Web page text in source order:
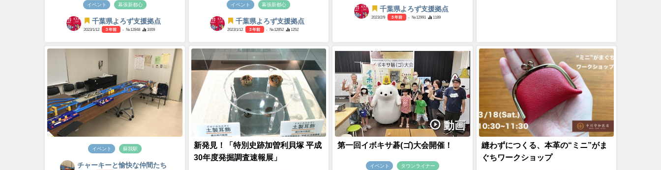
イベント 幕張新都心
千葉県よろず支援拠点
2023/1/12 3 年前 - №12848 1009
イベント 幕張新都心
千葉県よろず支援拠点
2023/1/12 3 年前 - №12852 1252
千葉県よろず支援拠点
2023/2/9 3 年前 - №12991 1189
イベント 蘇我駅
チャーキーと愉快な仲間たち
新発見！「特別史跡加曽利貝塚 平成
30年度発掘調査速報展」
動画
第一回イボキサ碁(ゴ)大会開催！
イベント タウンライナー
縫わずにつくる、本革の“ミニ”がま
ぐちワークショップ